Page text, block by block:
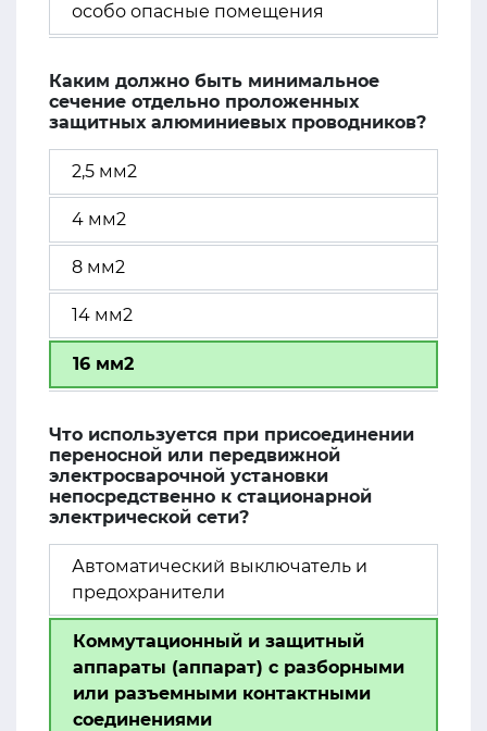
особо опасные помещения
Каким должно быть минимальное
сечение отдельно проложенных
защитных алюминиевых проводников?
2,5 мм2
4 мм2
8 мм2
14 мм2
16 мм2
Что используется при присоединении
переносной или передвижной
электросварочной установки
непосредственно к стационарной
электрической сети?
Автоматический выключатель и
предохранители
Коммутационный и защитный
аппараты (аппарат) с разборными
или разъемными контактными
соединениями